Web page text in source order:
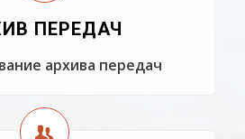
ПЕРЕДАЧ
архива передач